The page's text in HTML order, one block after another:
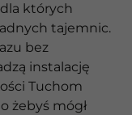
których
tajemnic.
bez
instalację
Tuchom
żebyś mógł